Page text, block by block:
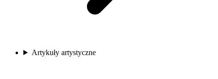
Artykuły artystyczne